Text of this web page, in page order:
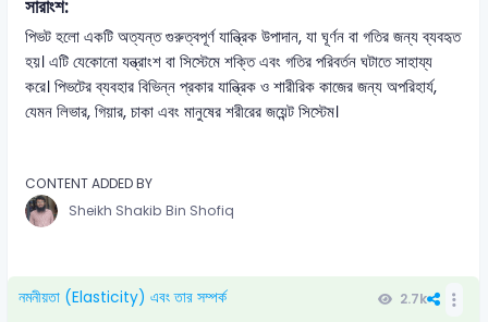
সারাংশ:
পিভট হলো একটি অত্যন্ত গুরুত্বপূর্ণ যান্ত্রিক উপাদান, যা ঘূর্ণন বা গতির জন্য ব্যবহৃত
হয়। এটি যেকোনো যন্ত্রাংশ বা সিস্টেমে শক্তি এবং গতির পরিবর্তন ঘটাতে সাহায্য
করে। পিভটের ব্যবহার বিভিন্ন প্রকার যান্ত্রিক ও শারীরিক কাজের জন্য অপরিহার্য,
যেমন লিভার, গিয়ার, চাকা এবং মানুষের শরীরের জয়েন্ট সিস্টেম।
CONTENT ADDED BY
Sheikh Shakib Bin Shofiq
নমনীয়তা (Elasticity) এবং তার সম্পর্ক 2.7k